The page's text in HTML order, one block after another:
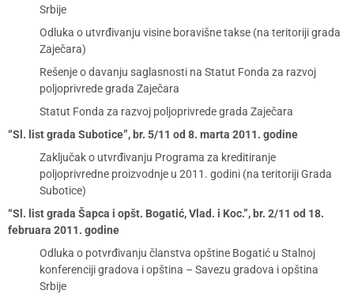
Srbije
Odluka o utvrđivanju visine boravišne takse (na teritoriji grada
Zaječara)
Rešenje o davanju saglasnosti na Statut Fonda za razvoj
poljoprivrede grada Zaječara
Statut Fonda za razvoj poljoprivrede grada Zaječara
“Sl. list grada Subotice”, br. 5/11 od 8. marta 2011. godine
Zaključak o utvrđivanju Programa za kreditiranje
poljoprivredne proizvodnje u 2011. godini (na teritoriji Grada
Subotice)
“Sl. list grada Šapca i opšt. Bogatić, Vlad. i Koc.”, br. 2/11 od 18.
februara 2011. godine
Odluka o potvrđivanju članstva opštine Bogatić u Stalnoj
konferenciji gradova i opština – Savezu gradova i opština
Srbije